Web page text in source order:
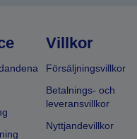
Villkor
Försäljningsvillkor
Betalnings- och
leveransvillkor
Nyttjandevillkor